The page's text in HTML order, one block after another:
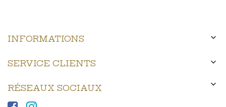
INFORMATIONS 
SERVICE CLIENTS 
RÉSEAUX SOCIAUX 